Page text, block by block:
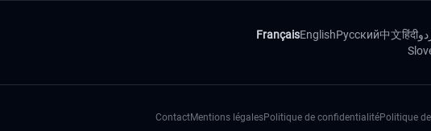
FrançaisEnglishРусский中文हिंदी
ContactMentions légalesPolitique de confidentialitéPolitique